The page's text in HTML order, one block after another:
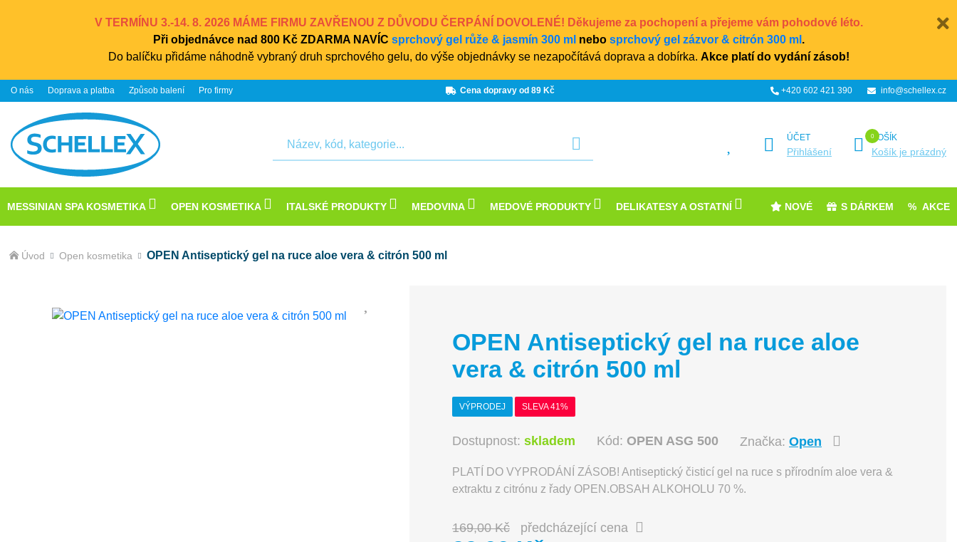
V TERMÍNU 3.-14. 8. 2026 MÁME FIRMU ZAVŘENOU Z DŮVODU ČERPÁNÍ DOVOLENÉ! Děkujeme za pochopení a přejeme vám pohodové léto.
Při objednávce nad 800 Kč ZDARMA NAVÍC sprchový gel růže & jasmín 300 ml nebo sprchový gel zázvor & citrón 300 ml .
Do balíčku přidáme náhodně vybraný druh sprchového gelu, do výše objednávky se nezapočítává doprava a dobírka. Akce platí do vydání zásob!
O nás Doprava a platba Způsob balení Pro firmy Cena dopravy od 89 Kč +420 602 421 390 info@schellex.cz
Hledat ÚČET
Přihlášení
KOŠÍK
Košík je prázdný
MESSINIAN SPA KOSMETIKA OPEN KOSMETIKA ITALSKÉ PRODUKTY MEDOVINA MEDOVÉ PRODUKTY DELIKATESY A OSTATNÍ NOVÉ S DÁRKEM AKCE
Úvod Open kosmetika OPEN Antiseptický gel na ruce aloe vera & citrón 500 ml
OPEN Antiseptický gel na ruce aloe
vera & citrón 500 ml
VÝPRODEJ SLEVA 41%
Dostupnost: skladem Kód: OPEN ASG 500 Značka: Open
PLATÍ DO VYPRODÁNÍ ZÁSOB! Antiseptický čisticí gel na ruce s přírodním aloe vera &
extraktu z citrónu z řady OPEN.OBSAH ALKOHOLU 70 %.
169,00 Kč předcházející cena